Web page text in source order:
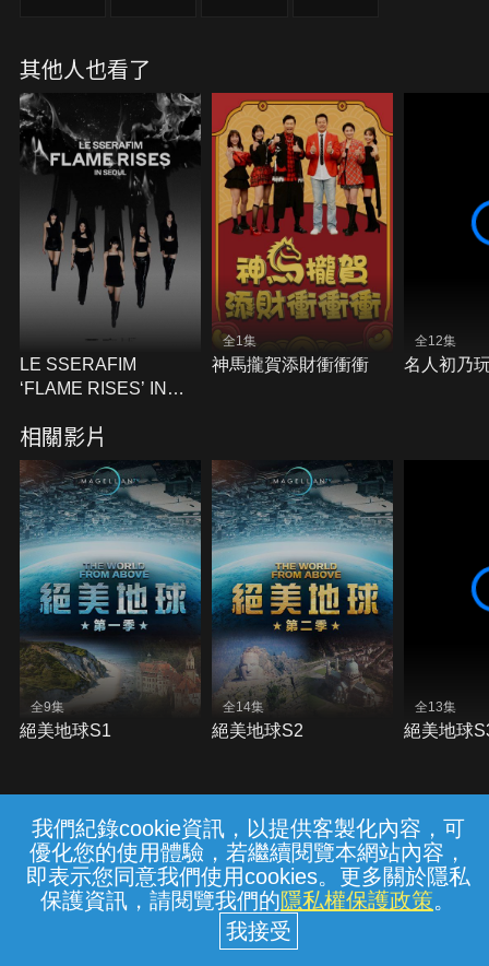
我們紀錄cookie資訊，以提供客製化內容，可
優化您的使用體驗，若繼續閱覽本網站內容，
即表示您同意我們使用cookies。更多關於隱私
保護資訊，請閱覽我們的隱私權保護政策。
其他人也看了
LE SSERAFIM
‘FLAME RISES’ IN
全1集
神馬攏賀添財衝衝衝
全12集
名人初乃
相關影片
全9集
絕美地球S1
全14集
絕美地球S2
全13集
絕美地球
常見問題 線上客服 服務條款 隱私權保護
中華電信股份有限公司個人家庭分公司
(統一編號：96979949) © 2026
{{notifyMsg}}